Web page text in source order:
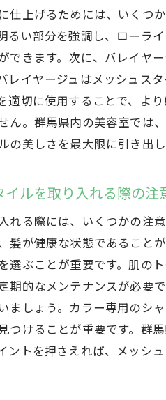
メッ
群馬
個性
群馬県の
理想
群馬
メッ
群馬
メッ
メッシュ
メッ
群馬
メッ
メッ
仕上げるためには、いくつ
るい部分を強調し、ローラ
できます。次に、バレイヤ
レイヤージュはメッシュス
適切に使用することで、よ
ん。群馬県内の美容室では
の美しさを最大限に引き出し
ルを取り入れる際の注
れる際には、いくつかの注
髪が健康な状態であること
選ぶことが重要です。肌の
期的なメンテナンスが必要
ましょう。カラー専用のシ
つけることが重要です。群
ントを押さえれば、メッシ